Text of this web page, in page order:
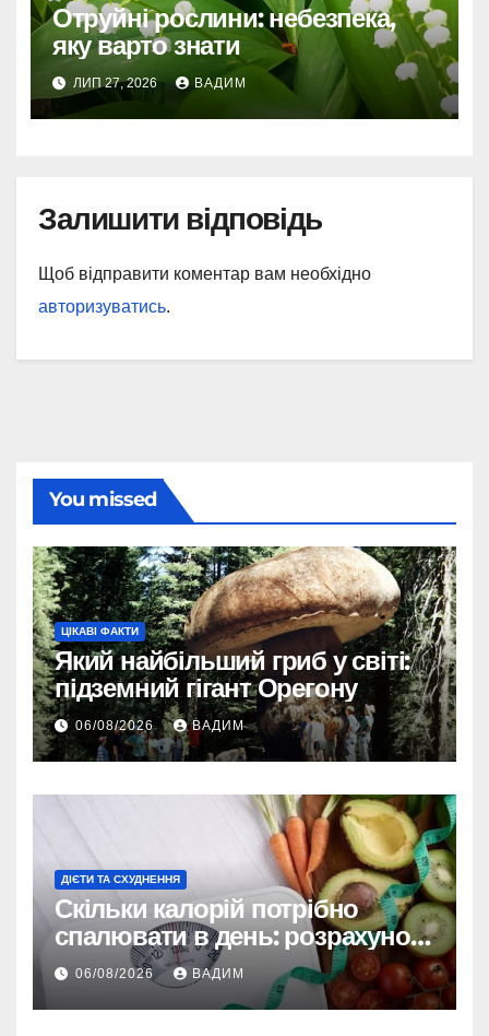
Отруйні рослини: небезпека,
яку варто знати
ЛИП 27, 2026 ВАДИМ
Залишити відповідь
Щоб відправити коментар вам необхідно
авторизуватись.
You missed
ЦІКАВІ ФАКТИ
Який найбільший гриб у світі:
підземний гігант Орегону
06/08/2026 ВАДИМ
ДІЄТИ ТА СХУДНЕННЯ
Скільки калорій потрібно
спалювати в день: розрахунок
TDEE і безпечні норми
06/08/2026 ВАДИМ